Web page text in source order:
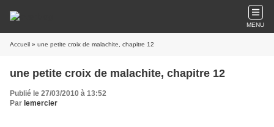
MENU
Accueil » une petite croix de malachite, chapitre 12
une petite croix de malachite, chapitre 12
Publié le 27/03/2010 à 13:52
Par lemercier